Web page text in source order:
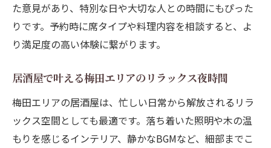
た意見があり、特別な日や大切な人との時間にもぴった
りです。予約時に席タイプや料理内容を相談すると、よ
り満足度の高い体験に繋がります。
居酒屋で叶える梅田エリアのリラックス夜時間
梅田エリアの居酒屋は、忙しい日常から解放されるリラ
ックス空間としても最適です。落ち着いた照明や木の温
もりを感じるインテリア、静かなBGMなど、細部までこ